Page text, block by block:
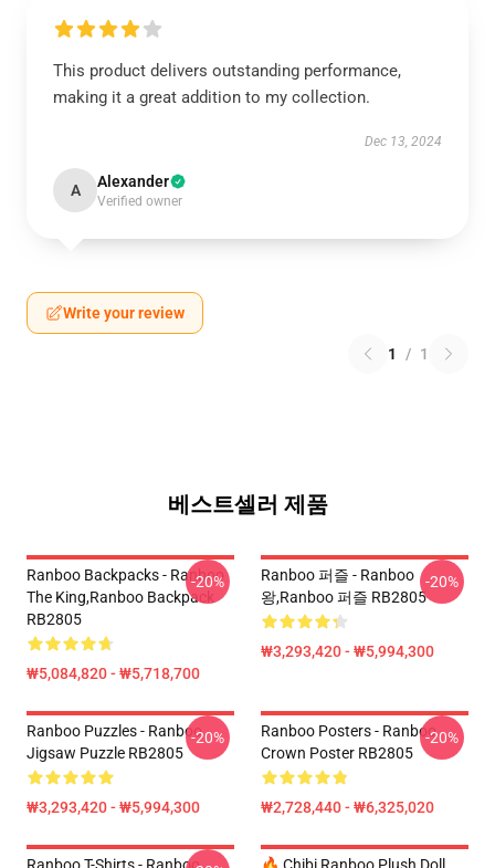
This product delivers outstanding performance,
making it a great addition to my collection.
Dec 13, 2024
A Alexander
Verified owner
Write your review
1 / 1
베스트셀러 제품
Ranboo Backpacks - Ranboo
The King,Ranboo Backpack
RB2805
₩5,084,820 - ₩5,718,700
-20%
Ranboo 퍼즐 - Ranboo
왕,Ranboo 퍼즐 RB2805
₩3,293,420 - ₩5,994,300
-20%
Ranboo Puzzles - Ranboo
Jigsaw Puzzle RB2805
₩3,293,420 - ₩5,994,300
-20%
Ranboo Posters - Ranboo
Crown Poster RB2805
₩2,728,440 - ₩6,325,020
-20%